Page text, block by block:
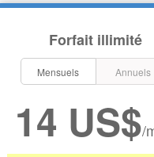
Forfait illimité
Mensuels Annuels
14 US$/